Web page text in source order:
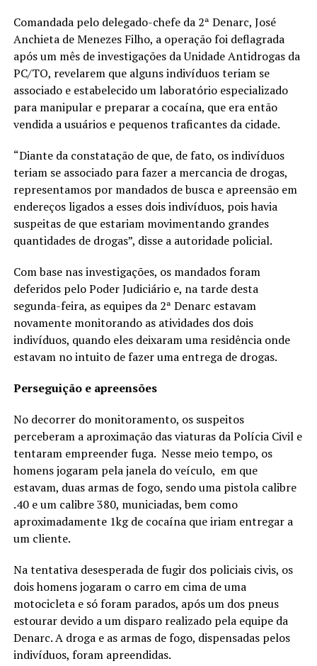
Comandada pelo delegado-chefe da 2ª Denarc, José
Anchieta de Menezes Filho, a operação foi deflagrada
após um mês de investigações da Unidade Antidrogas da
PC/TO, revelarem que alguns indivíduos teriam se
associado e estabelecido um laboratório especializado
para manipular e preparar a cocaína, que era então
vendida a usuários e pequenos traficantes da cidade.
“Diante da constatação de que, de fato, os indivíduos
teriam se associado para fazer a mercancia de drogas,
representamos por mandados de busca e apreensão em
endereços ligados a esses dois indivíduos, pois havia
suspeitas de que estariam movimentando grandes
quantidades de drogas”, disse a autoridade policial.
Com base nas investigações, os mandados foram
deferidos pelo Poder Judiciário e, na tarde desta
segunda-feira, as equipes da 2ª Denarc estavam
novamente monitorando as atividades dos dois
indivíduos, quando eles deixaram uma residência onde
estavam no intuito de fazer uma entrega de drogas.
Perseguição e apreensões
No decorrer do monitoramento, os suspeitos
perceberam a aproximação das viaturas da Polícia Civil e
tentaram empreender fuga. Nesse meio tempo, os
homens jogaram pela janela do veículo, em que
estavam, duas armas de fogo, sendo uma pistola calibre
.40 e um calibre 380, municiadas, bem como
aproximadamente 1kg de cocaína que iriam entregar a
um cliente.
Na tentativa desesperada de fugir dos policiais civis, os
dois homens jogaram o carro em cima de uma
motocicleta e só foram parados, após um dos pneus
estourar devido a um disparo realizado pela equipe da
Denarc. A droga e as armas de fogo, dispensadas pelos
indivíduos, foram apreendidas.